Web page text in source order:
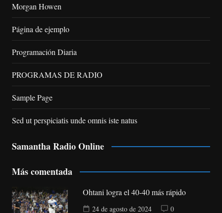
Morgan Howen
Página de ejemplo
Programación Diaria
PROGRAMAS DE RADIO
Sample Page
Sed ut perspiciatis unde omnis iste natus
Samantha Radio Online
Más comentada
Ohtani logra el 40-40 más rápido
24 de agosto de 2024 0